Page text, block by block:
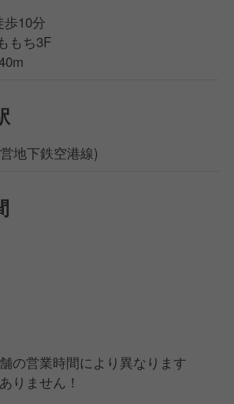
歩10分
もち3F
地下鉄空港線)
の営業時間により異なります
りません！